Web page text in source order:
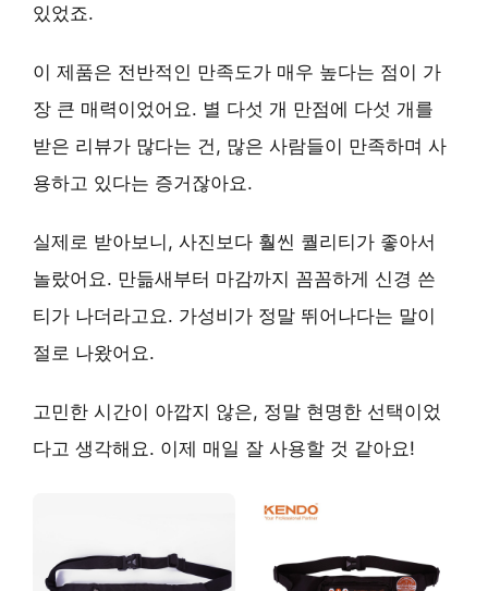
있었죠.
이 제품은 전반적인 만족도가 매우 높다는 점이 가
장 큰 매력이었어요. 별 다섯 개 만점에 다섯 개를
받은 리뷰가 많다는 건, 많은 사람들이 만족하며 사
용하고 있다는 증거잖아요.
실제로 받아보니, 사진보다 훨씬 퀄리티가 좋아서
놀랐어요. 만듦새부터 마감까지 꼼꼼하게 신경 쓴
티가 나더라고요. 가성비가 정말 뛰어나다는 말이
절로 나왔어요.
고민한 시간이 아깝지 않은, 정말 현명한 선택이었
다고 생각해요. 이제 매일 잘 사용할 것 같아요!